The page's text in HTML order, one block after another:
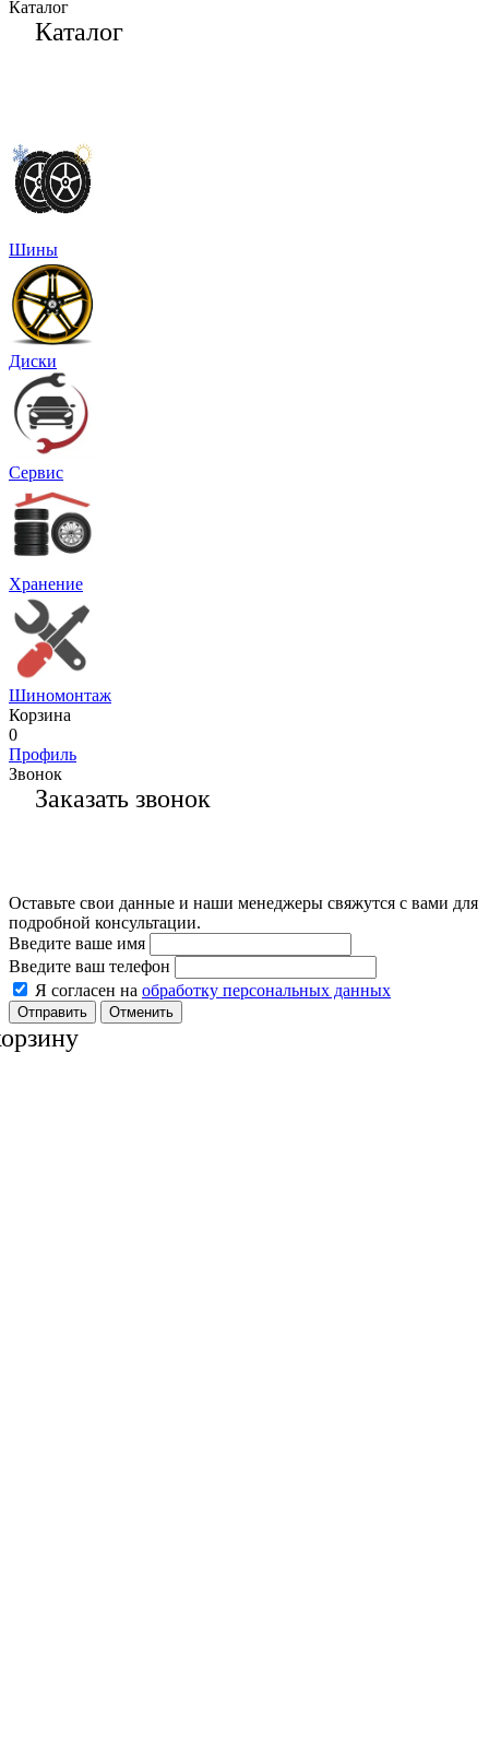
Каталог
Каталог
Шины
Диски
Сервис
Хранение
Шиномонтаж
Корзина
0
Профиль
Звонок
Заказать звонок
Оставьте свои данные и наши менеджеры свяжутся с вами для
подробной консультации.
Введите ваше имя
Введите ваш телефон
Я согласен на обработку персональных данных
Отменить